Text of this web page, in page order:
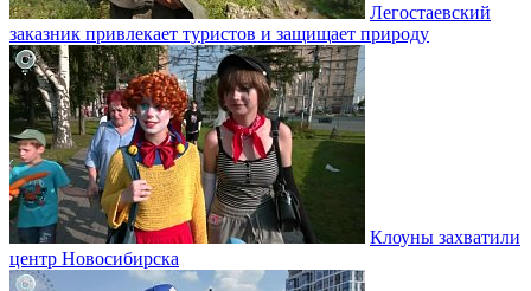
Легостаевский
заказник привлекает туристов и защищает природу
Клоуны захватили
центр Новосибирска